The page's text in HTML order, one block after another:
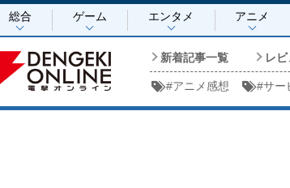
総合 ゲーム エンタメ アニメ
新着記事一覧 レ
#アニメ感想 #サー